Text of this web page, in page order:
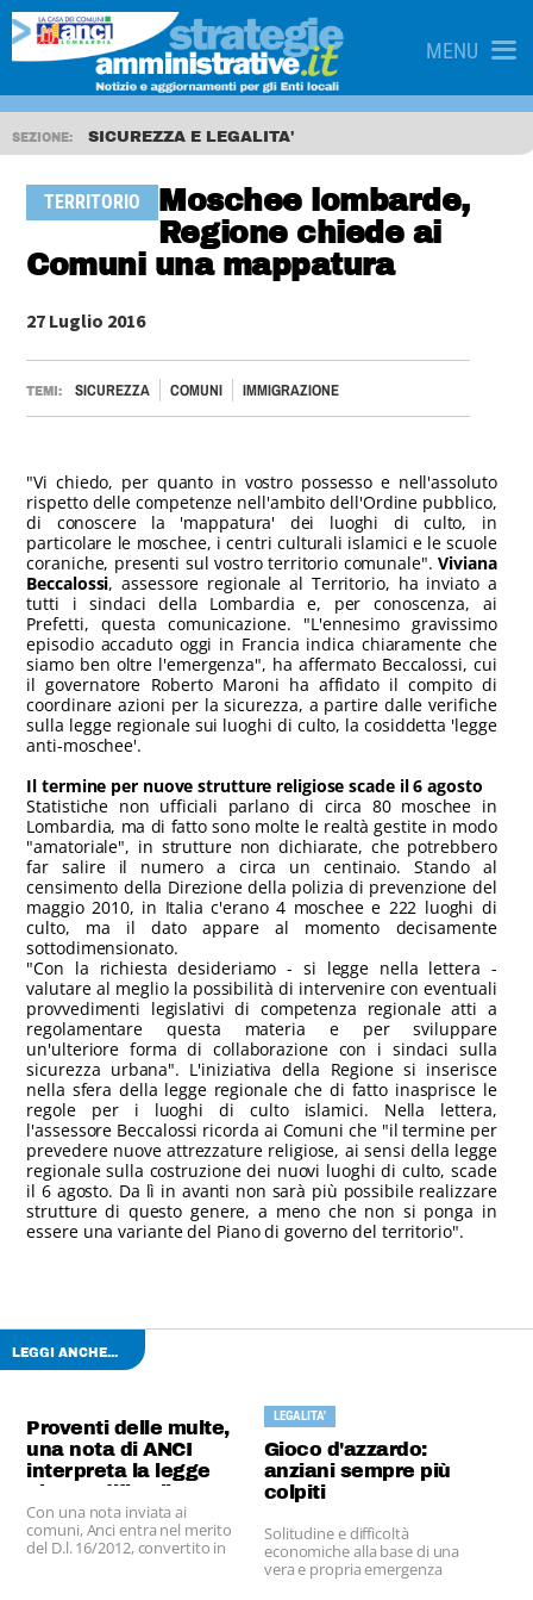
MENU
SEZIONE: SICUREZZA E LEGALITA'
TERRITORIO
Moschee lombarde,
Regione chiede ai
Comuni una mappatura
27 Luglio 2016
TEMI: SICUREZZA COMUNI IMMIGRAZIONE
"Vi chiedo, per quanto in vostro possesso e nell'assoluto
rispetto delle competenze nell'ambito dell'Ordine pubblico,
di conoscere la 'mappatura' dei luoghi di culto, in
particolare le moschee, i centri culturali islamici e le scuole
coraniche, presenti sul vostro territorio comunale".Viviana
Beccalossi, assessore regionale al Territorio, ha inviato a
tutti i sindaci della Lombardia e, per conoscenza, ai
Prefetti, questa comunicazione. "L'ennesimo gravissimo
episodio accaduto oggi in Francia indica chiaramente che
siamo ben oltre l'emergenza", ha affermato Beccalossi, cui
il governatore Roberto Maroni ha affidato il compito di
coordinare azioni per la sicurezza, a partire dalle verifiche
sulla legge regionale sui luoghi di culto, la cosiddetta 'legge
anti-moschee'.
Il termine per nuove strutture religiose scade il 6 agosto
Statistiche non ufficiali parlano di circa 80 moschee in
Lombardia, ma di fatto sono molte le realtà gestite in modo
"amatoriale", in strutture non dichiarate, che potrebbero
far salire il numero a circa un centinaio. Stando al
censimento della Direzione della polizia di prevenzione del
maggio 2010, in Italia c'erano 4 moschee e 222 luoghi di
culto, ma il dato appare al momento decisamente
sottodimensionato.
"Con la richiesta desideriamo - si legge nella lettera -
valutare al meglio la possibilità di intervenire con eventuali
provvedimenti legislativi di competenza regionale atti a
regolamentare questa materia e per sviluppare
un'ulteriore forma di collaborazione con i sindaci sulla
sicurezza urbana". L'iniziativa della Regione si inserisce
nella sfera della legge regionale che di fatto inasprisce le
regole per i luoghi di culto islamici. Nella lettera,
l'assessore Beccalossi ricorda ai Comuni che "il termine per
prevedere nuove attrezzature religiose, ai sensi della legge
regionale sulla costruzione dei nuovi luoghi di culto, scade
il 6 agosto. Da lì in avanti non sarà più possibile realizzare
strutture di questo genere, a meno che non si ponga in
essere una variante del Piano di governo del territorio".
LEGGI ANCHE...
Proventi delle multe,
una nota di ANCI
interpreta la legge
che modifica il
Codice della Strada
Con una nota inviata ai
comuni, Anci entra nel merito
del D.l. 16/2012, convertito in
LEGALITA'
Gioco d'azzardo:
anziani sempre più
colpiti
Solitudine e difficoltà
economiche alla base di una
vera e propria emergenza